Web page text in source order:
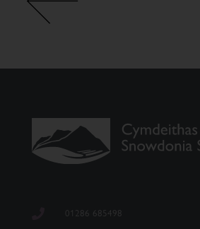
01286 685498